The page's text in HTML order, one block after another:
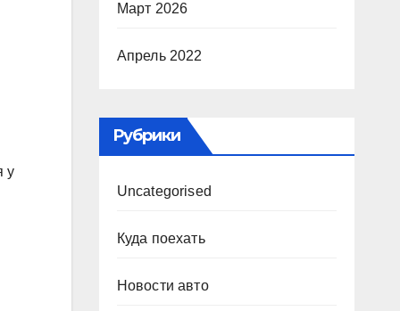
у
Март 2026
Апрель 2022
Рубрики
Uncategorised
Куда поехать
Новости авто